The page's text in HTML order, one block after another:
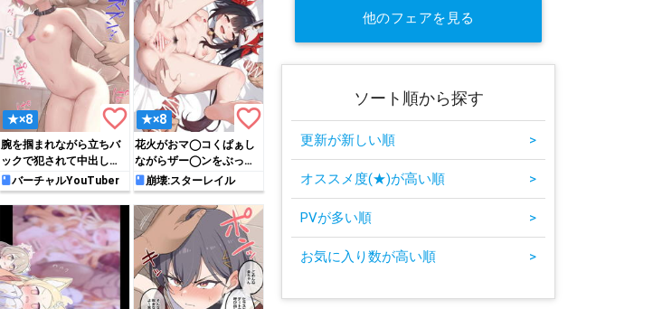
★×8 favorite_border
腕を掴まれながら立ちバ
ックで犯されて中出しさ
れちゃうモココ
バーチャルYouTuber
★×8 favorite_border
花火がおマ◯コくぱぁし
ながらザー◯ンをぶっか
けられちゃう♡
崩壊:スターレイル
他のフェアを見る
ソート順から探す
更新が新しい順 >
オススメ度(★)が高い順 >
PVが多い順 >
お気に入り数が高い順 >